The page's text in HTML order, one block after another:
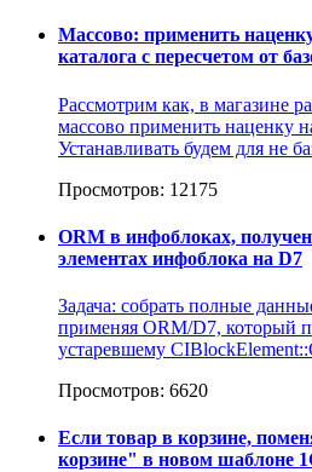
Массово: применить
каталога с пересчетом от
Рассмотрим как, в магазине
массово применить наценку
Устанавливать будем для не
Просмотров: 12175
ORM в инфоблоках,
элементах инфоблока на D7
Задача: собрать полные
применяя ORM/D7, который
устаревшему
Просмотров: 6620
Если товар в корзине,
корзине" в новом шаблоне